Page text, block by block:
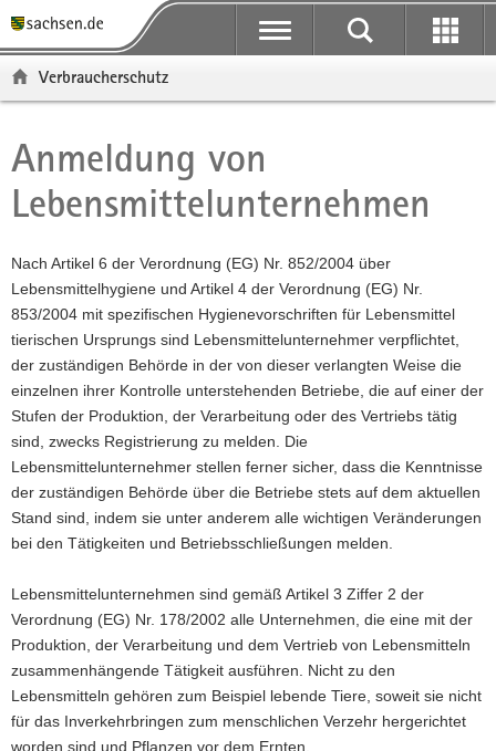
t
ü
e
g
r
e
i
f
e
n
d
e
N
a
v
g
a
t
i
o
n
t
n
v
g
a
t
i
o
n
p
n
a
t
t
-
e
e
i
c
h
Verbraucherschutz
Hauptinhalt
Anmeldung von
Lebensmittelunternehmen
Nach Artikel 6 der Verordnung (EG) Nr. 852/2004 über
Lebensmittelhygiene und Artikel 4 der Verordnung (EG) Nr.
853/2004 mit spezifischen Hygienevorschriften für Lebensmittel
tierischen Ursprungs sind Lebensmittelunternehmer verpflichtet,
der zuständigen Behörde in der von dieser verlangten Weise die
einzelnen ihrer Kontrolle unterstehenden Betriebe, die auf einer der
Stufen der Produktion, der Verarbeitung oder des Vertriebs tätig
sind, zwecks Registrierung zu melden. Die
Lebensmittelunternehmer stellen ferner sicher, dass die Kenntnisse
der zuständigen Behörde über die Betriebe stets auf dem aktuellen
Stand sind, indem sie unter anderem alle wichtigen Veränderungen
bei den Tätigkeiten und Betriebsschließungen melden.
Lebensmittelunternehmen sind gemäß Artikel 3 Ziffer 2 der
Verordnung (EG) Nr. 178/2002 alle Unternehmen, die eine mit der
Produktion, der Verarbeitung und dem Vertrieb von Lebensmitteln
zusammenhängende Tätigkeit ausführen. Nicht zu den
Lebensmitteln gehören zum Beispiel lebende Tiere, soweit sie nicht
für das Inverkehrbringen zum menschlichen Verzehr hergerichtet
worden sind und Pflanzen vor dem Ernten.